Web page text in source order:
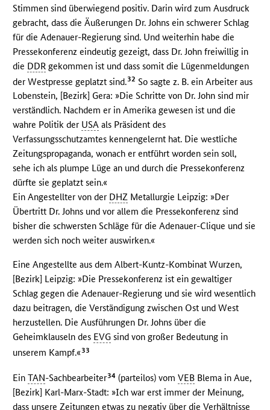
Stimmen sind überwiegend positiv. Darin wird zum Ausdruck
gebracht, dass die Äußerungen Dr. Johns ein schwerer Schlag
für die Adenauer-Regierung sind. Und weiterhin habe die
Pressekonferenz eindeutig gezeigt, dass Dr. John freiwillig in
die DDR gekommen ist und dass somit die Lügenmeldungen
der Westpresse geplatzt sind.32 So sagte z. B. ein Arbeiter aus
Lobenstein, [Bezirk] Gera: »Die Schritte von Dr. John sind mir
verständlich. Nachdem er in Amerika gewesen ist und die
wahre Politik der USA als Präsident des
Verfassungsschutzamtes kennengelernt hat. Die westliche
Zeitungspropaganda, wonach er entführt worden sein soll,
sehe ich als plumpe Lüge an und durch die Pressekonferenz
dürfte sie geplatzt sein.«
Ein Angestellter von der DHZ Metallurgie Leipzig: »Der
Übertritt Dr. Johns und vor allem die Pressekonferenz sind
bisher die schwersten Schläge für die Adenauer-Clique und sie
werden sich noch weiter auswirken.«
Eine Angestellte aus dem Albert-Kuntz-Kombinat Wurzen,
[Bezirk] Leipzig: »Die Pressekonferenz ist ein gewaltiger
Schlag gegen die Adenauer-Regierung und sie wird wesentlich
dazu beitragen, die Verständigung zwischen Ost und West
herzustellen. Die Ausführungen Dr. Johns über die
Geheimklauseln des EVG sind von großer Bedeutung in
unserem Kampf.«33
EinTAN-Sachbearbeiter34 (parteilos) vomVEB Blema in Aue,
[Bezirk] Karl-Marx-Stadt: »Ich war erst immer der Meinung,
dass unsere Zeitungen etwas zu negativ über die Verhältnisse